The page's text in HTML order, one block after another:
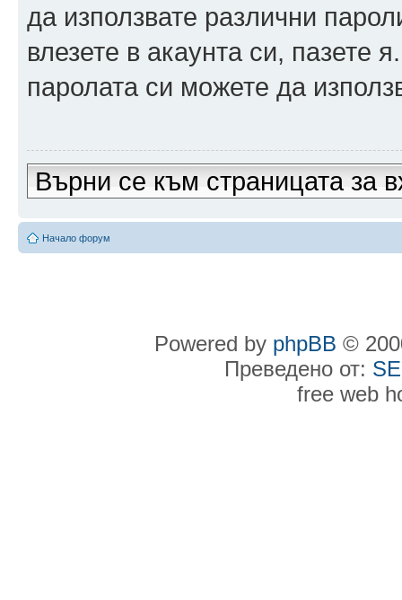
да използвате различни
влезете в акаунта си, пазете
паролата си можете да
Върни се към страницата за
Начало форум
Powered by phpBB ©
Преведено от:
free web